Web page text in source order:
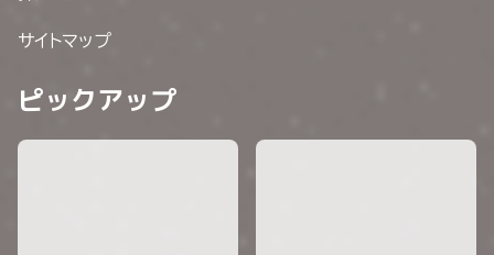
サイトマップ
ピックアップ